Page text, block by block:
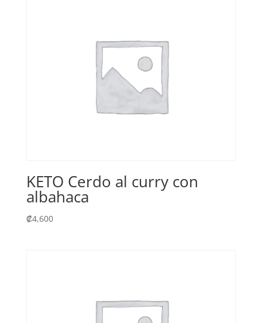
KETO Cerdo al curry con
albahaca
₡4,600